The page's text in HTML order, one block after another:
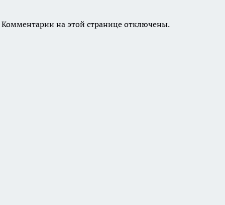
Комментарии на этой странице отключены.